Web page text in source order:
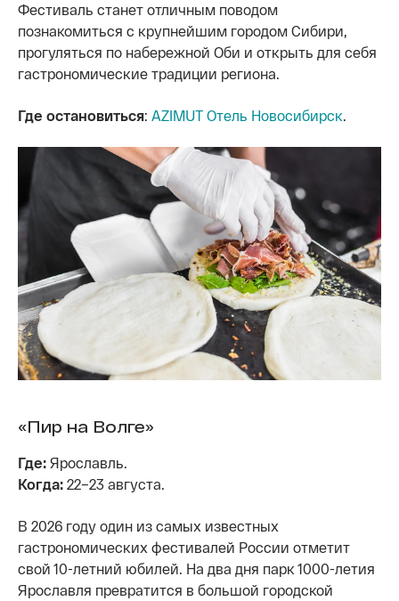
Фестиваль станет отличным поводом
познакомиться с крупнейшим городом Сибири,
прогуляться по набережной Оби и открыть для себя
гастрономические традиции региона.
Где остановиться: AZIMUT Отель Новосибирск.
«Пир на Волге»
Где: Ярославль.
Когда: 22–23 августа.
В 2026 году один из самых известных
гастрономических фестивалей России отметит
свой 10-летний юбилей. На два дня парк 1000-летия
Ярославля превратится в большой городской